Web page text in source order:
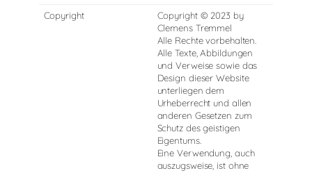
Copyright
Copyright © 2023 by
Clemens Tremmel
Alle Rechte vorbehalten.
Alle Texte, Abbildungen
und Verweise sowie das
Design dieser Website
unterliegen dem
Urheberrecht und allen
anderen Gesetzen zum
Schutz des geistigen
Eigentums.
Eine Verwendung, auch
auszugsweise, ist ohne